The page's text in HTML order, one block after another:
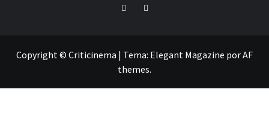
TwitterFacebook
Copyright © Criticinema | Tema: Elegant Magazine porAF
themes.